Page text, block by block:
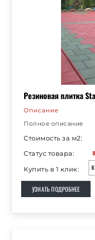
Резиновая плитка
Описание
Полное описание
Стоимость за м2:
Статус товара:
Купить в 1 клик:
УЗНАТЬ ПОДРОБНЕЕ